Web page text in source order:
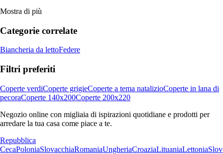
Mostra di più
Categorie correlate
Biancheria da lettoFedere
Filtri preferiti
Coperte verdiCoperte grigieCoperte a tema natalizioCoperte in lana di
pecoraCoperte 140x200Coperte 200x220
Negozio online con migliaia di ispirazioni quotidiane e prodotti per
arredare la tua casa come piace a te.
Repubblica
CecaPoloniaSlovacchiaRomaniaUngheriaCroaziaLituaniaLettonia